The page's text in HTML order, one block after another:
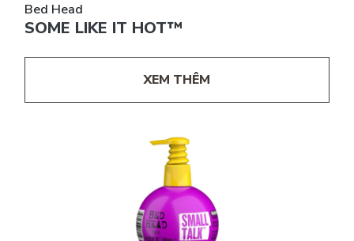
Bed Head
SOME LIKE IT HOT™
XEM THÊM